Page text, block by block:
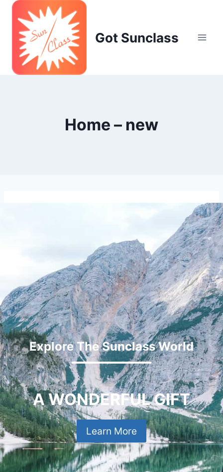
Skip
content
Got Sunclass
Home – new
Explore The Sunclass World
A WONDERFUL GIFT
Learn More